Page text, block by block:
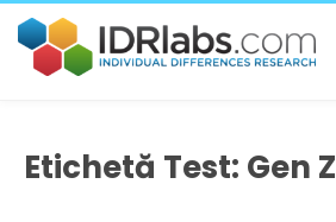
Etichetă Test: Gen Z